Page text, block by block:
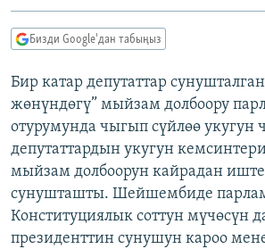
ДАНИСТЕ
АЗАТТЫК+
ЫҢГАЙСЫЗ СУРООЛОР
ОНЛАЙН ШЕРИНЕ
ЭЕ/АРнун бардык сайттары
Бизди Google'дан табыңыз
Бир катар депутаттар
жөнүндөгү” мыйзам долбоору
отурумунда чыгып сүйлөө укугун
депутаттардын укугун
мыйзам долбоорун кайрадан
сунушташты. Шейшембиде
Конституциялык соттун мүчөсүн
президенттин сунушун кароо